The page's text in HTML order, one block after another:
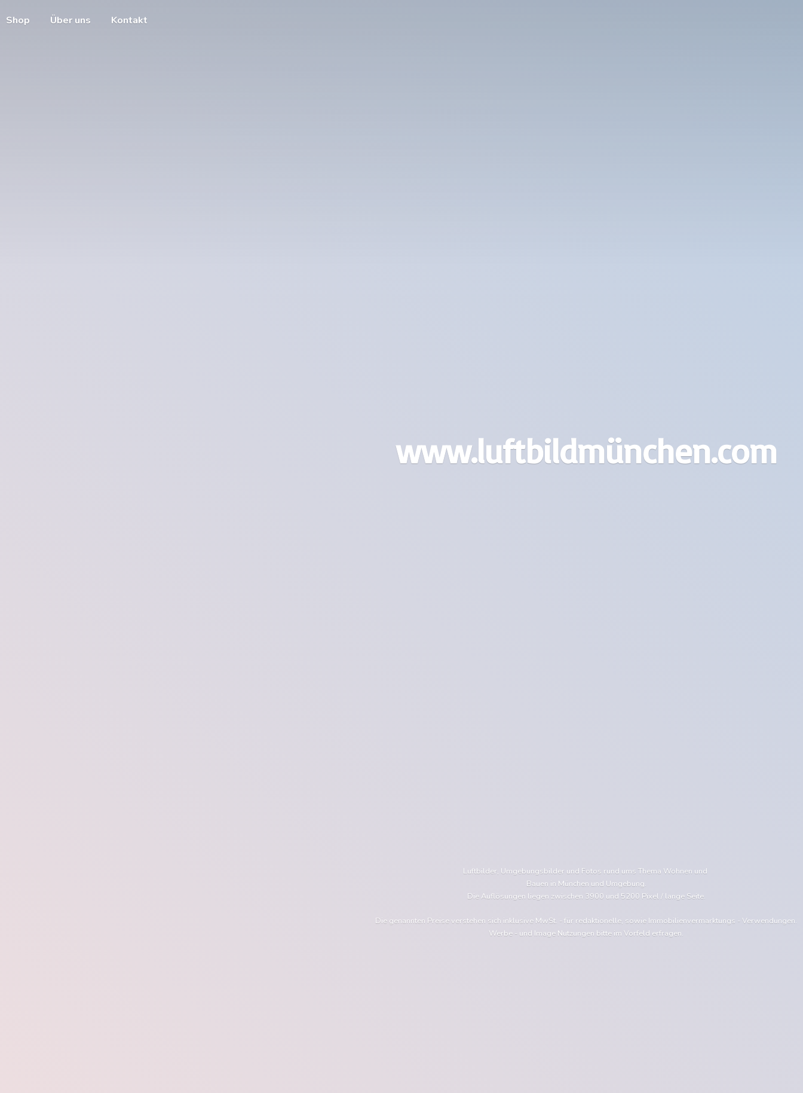
Shop Über uns Kontakt
www.luftbildmünchen.com
Luftbilder, Umgebungsbilder und Fotos rund ums Thema Wohnen und
Bauen in München und Umgebung.
Die Auflösungen liegen zwischen 3900 und 5200 Pixel / lange Seite.
Die genannten Preise verstehen sich inklusive MwSt. - für redaktionelle, sowie Immobilienvermarktungs - Verwendungen.
Werbe - und Image Nutzungen bitte im Vorfeld erfragen.